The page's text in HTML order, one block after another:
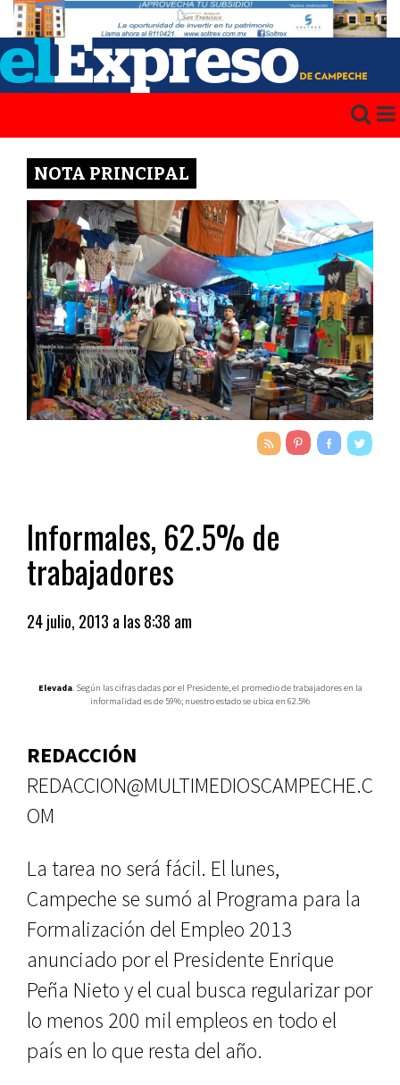
NOTA PRINCIPAL
Informales, 62.5% de
trabajadores
24 julio, 2013 a las 8:38 am
Elevada. Según las cifras dadas por el Presidente, el promedio de trabajadores en la
informalidad es de 59%; nuestro estado se ubica en 62.5%
REDACCIÓN
REDACCION@MULTIMEDIOSCAMPECHE.C
OM
La tarea no será fácil. El lunes,
Campeche se sumó al Programa para la
Formalización del Empleo 2013
anunciado por el Presidente Enrique
Peña Nieto y el cual busca regularizar por
lo menos 200 mil empleos en todo el
país en lo que resta del año.